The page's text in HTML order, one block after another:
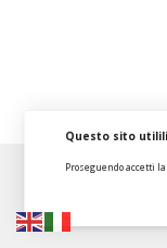
FAQ
Questo sito
Proseguendo accetti